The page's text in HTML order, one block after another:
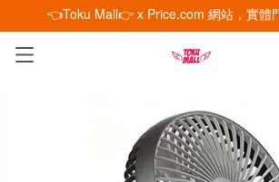
👈Toku Mall👉 x Price.com 網站，實體
已加入購物車